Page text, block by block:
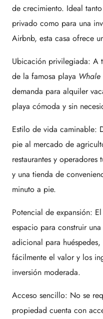
de crecimiento. Ideal
privado como para una
Airbnb, esta casa ofrece
Ubicación privilegiada: A
de la famosa playa Whale
demanda para alquiler
playa cómoda y sin
Estilo de vida caminable:
pie al mercado de
restaurantes y
y una tienda de
minuto a pie.
Potencial de expansión:
espacio para construir
adicional para
fácilmente el valor y los
inversión moderada.
Acceso sencillo: No se
propiedad cuenta con